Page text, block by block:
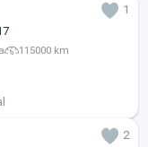
1
115000 km
2